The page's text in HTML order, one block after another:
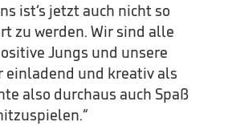
ist‘s jetzt auch nicht so
zu werden. Wir sind alle
Jungs und unsere
einladend und kreativ als
also durchaus auch Spaß